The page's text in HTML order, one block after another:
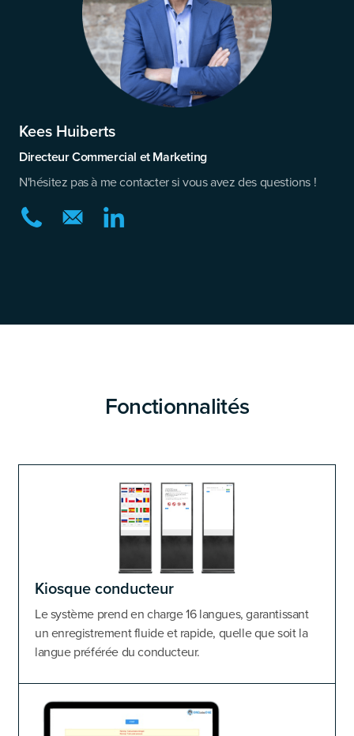
Kees Huiberts
Directeur Commercial et Marketing
N'hésitez pas à me contacter si vous avez des questions !
Fonctionnalités
Kiosque conducteur
Le système prend en charge 16 langues, garantissant
un enregistrement fluide et rapide, quelle que soit la
langue préférée du conducteur.